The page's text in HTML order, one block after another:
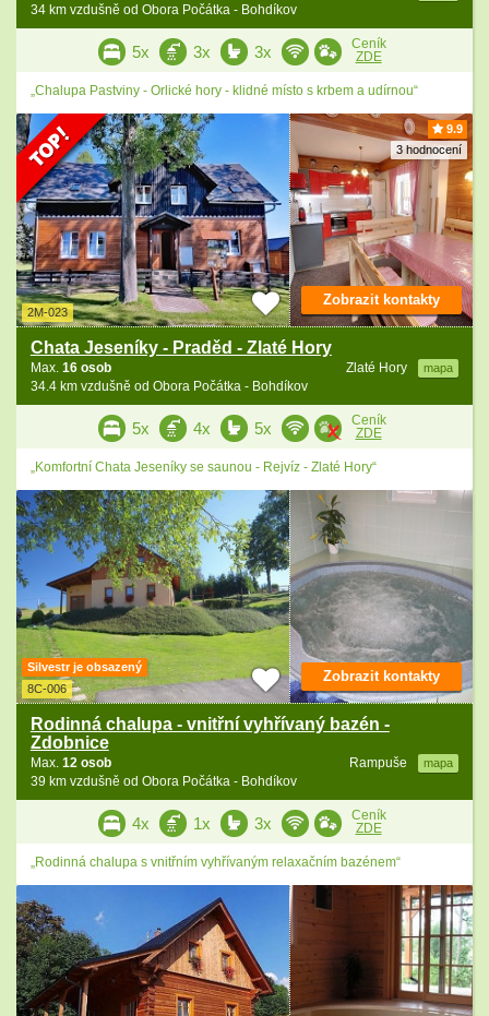
34 km vzdušně od Obora Počátka - Bohdíkov
5x 3x 3x
Ceník
ZDE
„Chalupa Pastviny - Orlické hory - klidné místo s krbem a udírnou“
9.9
3 hodnocení
2M-023
Chata Jeseníky - Praděd - Zlaté Hory
Zlaté Hory mapa
Max. 16 osob
34.4 km vzdušně od Obora Počátka - Bohdíkov
Zobrazit kontakty
5x 4x 5x
Ceník
ZDE
„Komfortní Chata Jeseníky se saunou - Rejvíz - Zlaté Hory“
Silvestr je obsazený
8C-006
Rodinná chalupa - vnitřní vyhřívaný bazén -
Zdobnice
Rampuše mapa
Max. 12 osob
39 km vzdušně od Obora Počátka - Bohdíkov
Zobrazit kontakty
4x 1x 3x
Ceník
ZDE
„Rodinná chalupa s vnitřním vyhřívaným relaxačním bazénem“